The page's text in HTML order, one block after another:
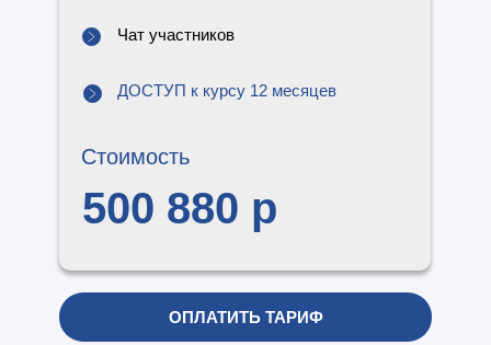
500 880 р
Стоимость
Чат участников
ДОСТУП к курсу 12 месяцев
ОПЛАТИТЬ ТАРИФ